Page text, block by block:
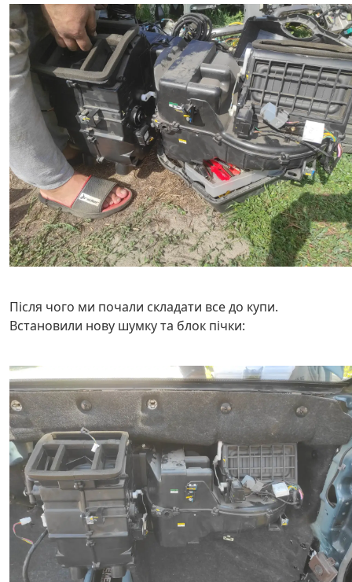
Після чого ми почали складати все до купи.
Встановили нову шумку та блок пічки: